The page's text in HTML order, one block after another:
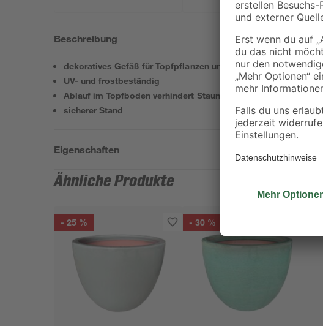
Beschreibung
dekoratives Gefäß für Topfpflanzen und -blumen
UV- und frostbeständig
Ablauf im Topfboden verhindert Staunässe
sicherer Stand
Eigenschaften
Ähnliche Produkte
- 25 % - 30 %